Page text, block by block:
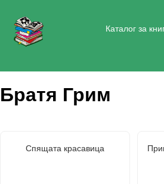
Каталог за
Братя Грим
Спящата красавица